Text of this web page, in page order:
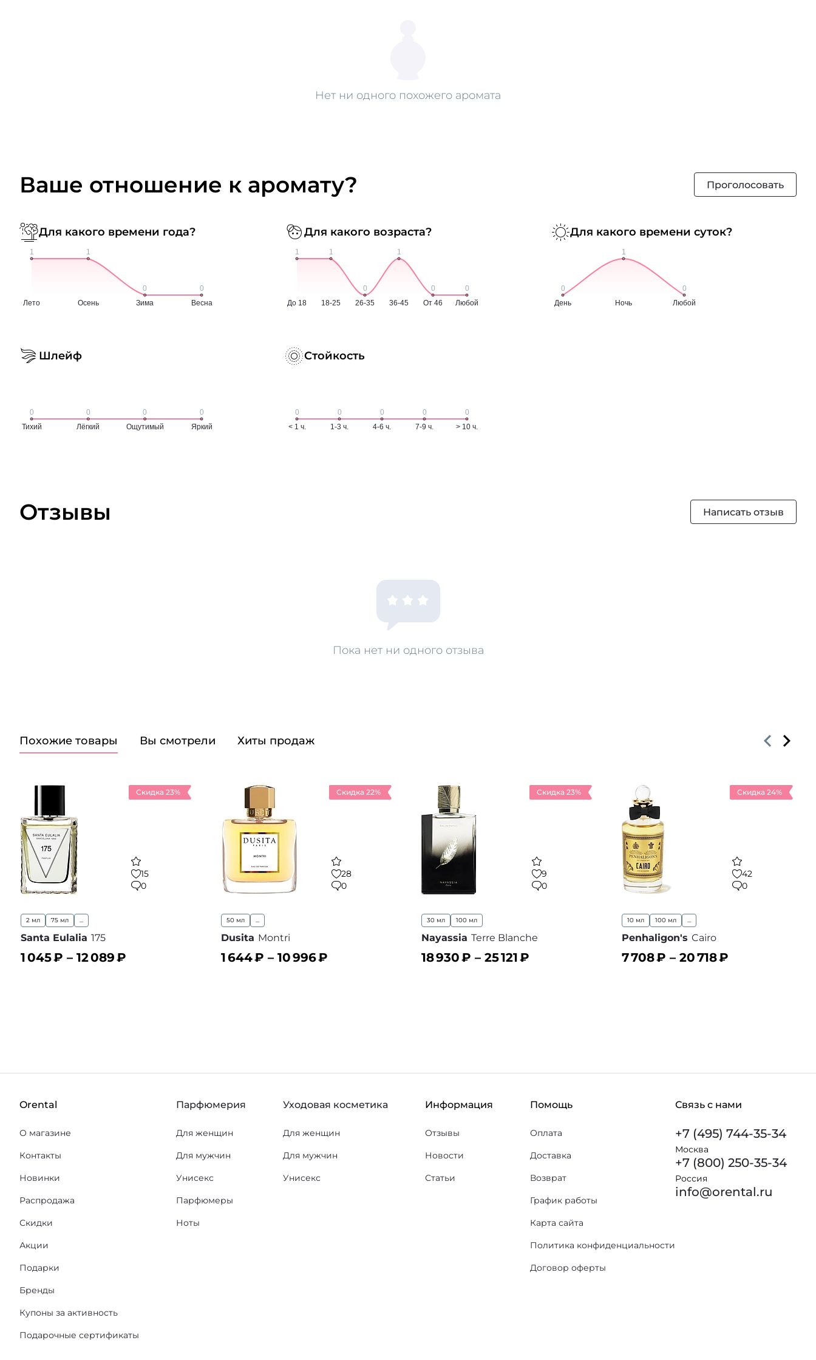
Нет ни одного похожего аромата
Ваше отношение к аромату? Проголосовать
Для какого времени года? Для какого возраста? Для какого времени суток?
Шлейф Стойкость
Отзывы Написать отзыв
Пока нет ни одного отзыва
Похожие товары Вы смотрели Хиты продаж
Скидка 23%
15
0
2 мл 75 мл ...
Santa Eulalia 175
1 045₽ – 12 089₽
Скидка 22%
28
0
50 мл ...
Dusita Montri
1 644₽ – 10 996₽
Скидка 23%
9
0
30 мл 100 мл
Nayassia Terre Blanche
18 930₽ – 25 121₽
Скидка 24%
42
0
10 мл 100 мл ...
Penhaligon's Cairo
7 708₽ – 20 718₽
Orental
О магазине
Контакты
Новинки
Распродажа
Скидки
Акции
Подарки
Бренды
Купоны за активность
Подарочные сертификаты
Парфюмерия
Для женщин
Для мужчин
Унисекс
Парфюмеры
Ноты
Уходовая косметика
Для женщин
Для мужчин
Унисекс
Информация
Отзывы
Новости
Статьи
Помощь
Оплата
Доставка
Возврат
График работы
Карта сайта
Политика конфиденциальности
Договор оферты
Связь с нами
+7 (495) 744-35-34
Москва
+7 (800) 250-35-34
Россия
info@orental.ru